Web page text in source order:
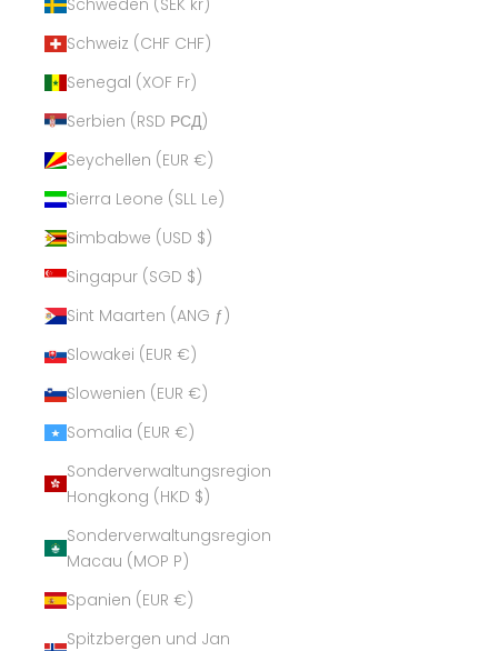
Schweiz (CHF CHF)
Senegal (XOF Fr)
Serbien (RSD РСД)
Seychellen (EUR €)
Sierra Leone (SLL Le)
Simbabwe (USD $)
Singapur (SGD $)
Sint Maarten (ANG ƒ)
Slowakei (EUR €)
Slowenien (EUR €)
Somalia (EUR €)
Sonderverwaltungsregion
Hongkong (HKD $)
Sonderverwaltungsregion
Macau (MOP P)
Spanien (EUR €)
Spitzbergen und Jan